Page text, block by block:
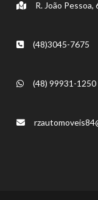
R. João
(48)3045-7675
(48) 99931-1250